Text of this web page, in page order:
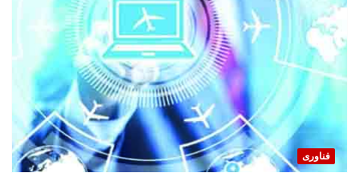
فناوری